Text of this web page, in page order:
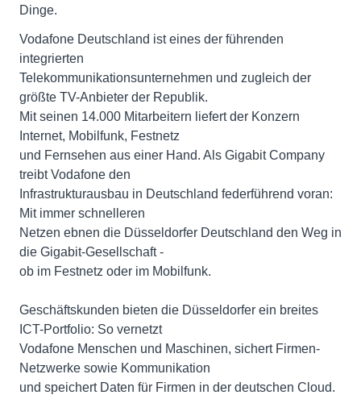
Dinge.
Vodafone Deutschland ist eines der führenden
integrierten
Telekommunikationsunternehmen und zugleich der
größte TV-Anbieter der Republik.
Mit seinen 14.000 Mitarbeitern liefert der Konzern
Internet, Mobilfunk, Festnetz
und Fernsehen aus einer Hand. Als Gigabit Company
treibt Vodafone den
Infrastrukturausbau in Deutschland federführend voran:
Mit immer schnelleren
Netzen ebnen die Düsseldorfer Deutschland den Weg in
die Gigabit-Gesellschaft -
ob im Festnetz oder im Mobilfunk.
Geschäftskunden bieten die Düsseldorfer ein breites
ICT-Portfolio: So vernetzt
Vodafone Menschen und Maschinen, sichert Firmen-
Netzwerke sowie Kommunikation
und speichert Daten für Firmen in der deutschen Cloud.